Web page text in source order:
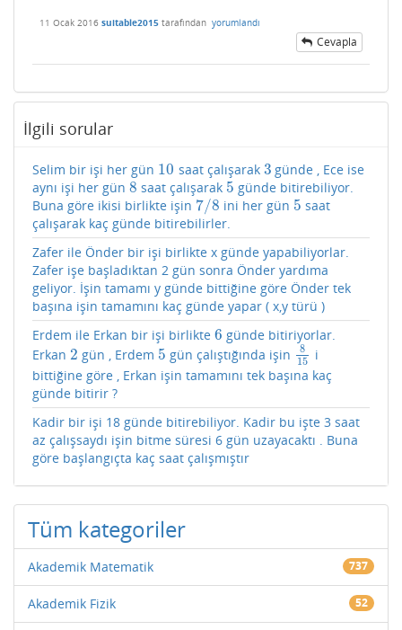
11 Ocak 2016 suitable2015 tarafından yorumlandı
Cevapla
İlgili sorular
Selim bir işi her gün 10
10 saat çalışarak 3
3 günde , Ece ise
aynı işi her gün 8
8 saat çalışarak 5
5 günde bitirebiliyor.
Buna göre ikisi birlikte işin 7/8
7/8 ini her gün 5
5 saat
çalışarak kaç günde bitirebilirler.
Zafer ile Önder bir işi birlikte x günde yapabiliyorlar.
Zafer işe başladıktan 2 gün sonra Önder yardıma
geliyor. İşin tamamı y günde bittiğine göre Önder tek
başına işin tamamını kaç günde yapar ( x,y türü )
Erdem ile Erkan bir işi birlikte 6
6 günde bitiriyorlar.
Erkan 2
2 gün , Erdem 5
5 gün çalıştığında işin
8
15
815 i
bittiğine göre , Erkan işin tamamını tek başına kaç
günde bitirir ?
Kadir bir işi 18 günde bitirebiliyor. Kadir bu işte 3 saat
az çalışsaydı işin bitme süresi 6 gün uzayacaktı . Buna
göre başlangıçta kaç saat çalışmıştır
Tüm kategoriler
Akademik Matematik 737
Akademik Fizik 52